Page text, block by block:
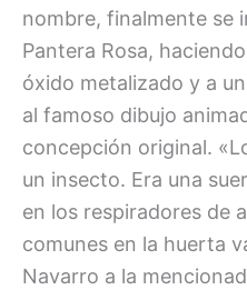
nombre, finalmente se
Pantera Rosa,
óxido metalizado y a
al famoso dibujo
concepción original.
un insecto. Era una
en los respiradores de
comunes en la huerta
Navarro a la